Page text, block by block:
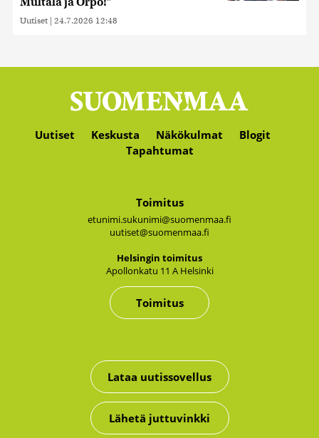
Uutiset | 24.7.2026 12:48
Uutiset Keskusta Näkökulmat
Blogit
Tapahtumat
Toimitus
etunimi.sukunimi@suomenmaa.fi
uutiset@suomenmaa.fi
Hel­sin­gin toi­mi­tus
Apol­lon­ka­tu 11 A Hel­sin­ki
Toimitus
Lataa uutissovellus
Lähetä juttuvinkki